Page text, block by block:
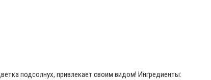
подсолнух, привлекает своим видом! Ингредиенты: